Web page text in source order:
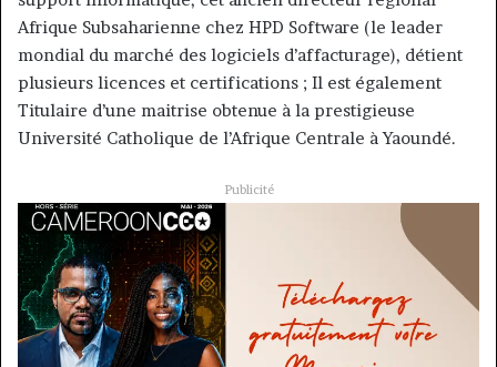
Afrique Subsaharienne chez HPD Software (le leader
mondial du marché des logiciels d’affacturage), détient
plusieurs licences et certifications ; Il est également
Titulaire d’une maitrise obtenue à la prestigieuse
Université Catholique de l’Afrique Centrale à Yaoundé.
Publicité